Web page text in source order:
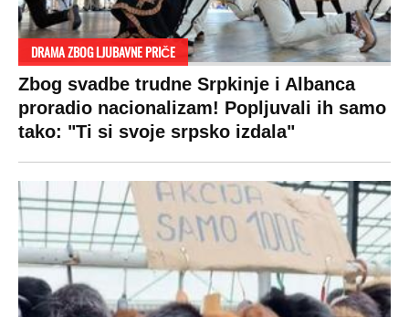
Politika
Društvo
Hronika
Ekonomija
Kosovo
Sudbine
Rijaliti
Zvezde
Holivud
Kviz
Fudbal
Košarka
Tenis
Ostali sportovi
Navijači
Showtime
Bizar
Svaštara
Tiktok
LIFESTYLE
Stil
Ljubav
Zdravlje
Hi-Tech
SVET
Planeta
Globalno zagrevanje
Hrvatska
BiH
Crna Gora
MONDO INC.
Impressum
Kontakt
Marketing
Politika o kolačićima
Uslovi korišćenja